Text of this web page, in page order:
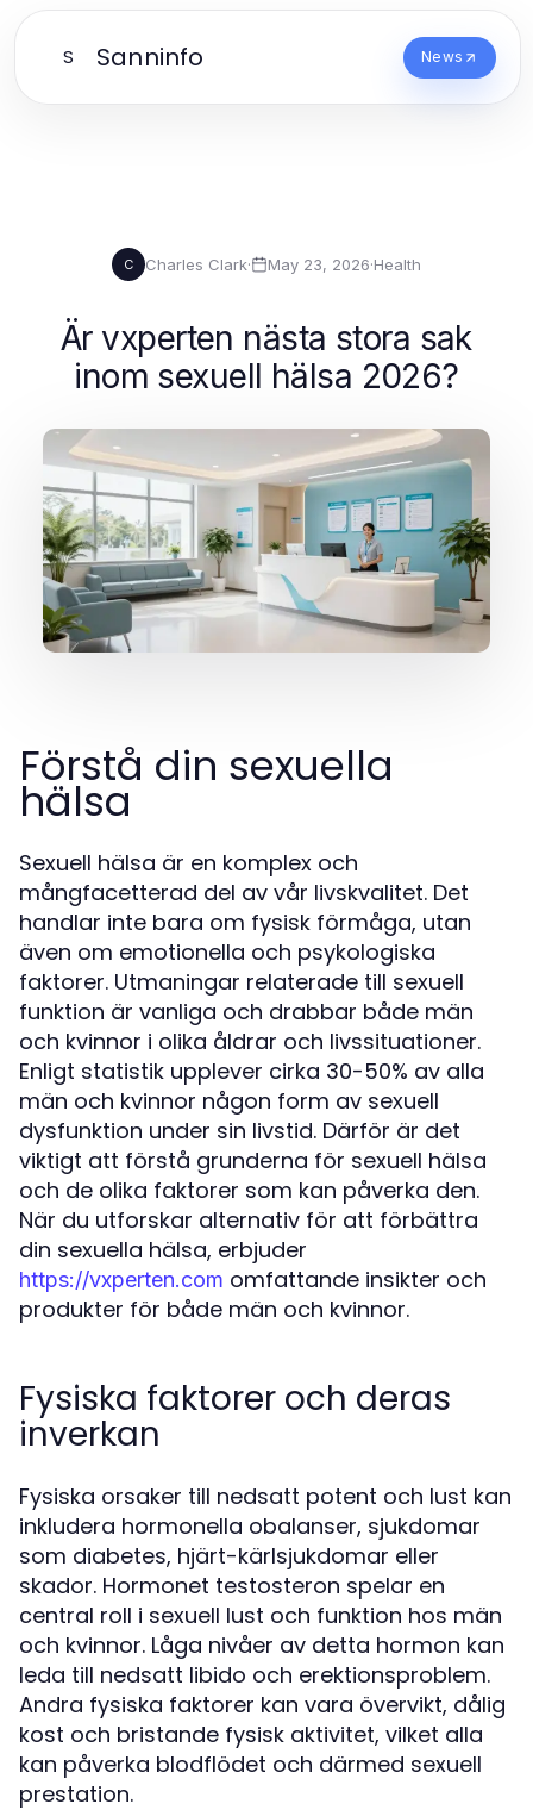
S Sanninfo News
C Charles Clark· May 23, 2026·Health
Är vxperten nästa stora sak
inom sexuell hälsa 2026?
Förstå din sexuella
hälsa
Sexuell hälsa är en komplex och
mångfacetterad del av vår livskvalitet. Det
handlar inte bara om fysisk förmåga, utan
även om emotionella och psykologiska
faktorer. Utmaningar relaterade till sexuell
funktion är vanliga och drabbar både män
och kvinnor i olika åldrar och livssituationer.
Enligt statistik upplever cirka 30-50% av alla
män och kvinnor någon form av sexuell
dysfunktion under sin livstid. Därför är det
viktigt att förstå grunderna för sexuell hälsa
och de olika faktorer som kan påverka den.
När du utforskar alternativ för att förbättra
din sexuella hälsa, erbjuder
https://vxperten.com omfattande insikter och
produkter för både män och kvinnor.
Fysiska faktorer och deras
inverkan
Fysiska orsaker till nedsatt potent och lust kan
inkludera hormonella obalanser, sjukdomar
som diabetes, hjärt-kärlsjukdomar eller
skador. Hormonet testosteron spelar en
central roll i sexuell lust och funktion hos män
och kvinnor. Låga nivåer av detta hormon kan
leda till nedsatt libido och erektionsproblem.
Andra fysiska faktorer kan vara övervikt, dålig
kost och bristande fysisk aktivitet, vilket alla
kan påverka blodflödet och därmed sexuell
prestation.